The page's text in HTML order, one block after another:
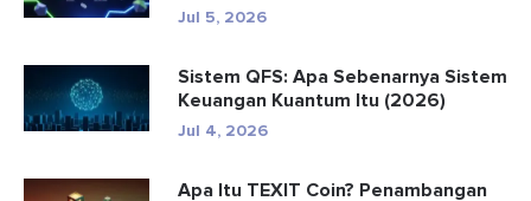
Jul 5, 2026
Sistem QFS: Apa Sebenarnya Sistem
Keuangan Kuantum Itu (2026)
Jul 4, 2026
Apa Itu TEXIT Coin? Penambangan